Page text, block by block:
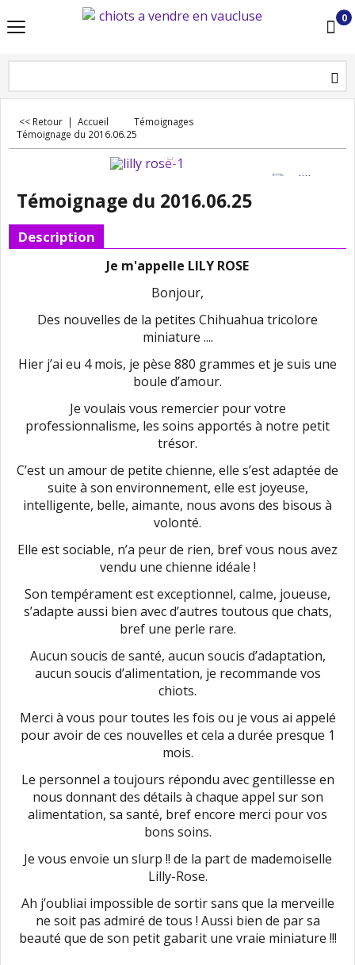
0
<< Retour | Accueil
Témoignages
Témoignage du 2016.06.25
Témoignage du 2016.06.25
Description
Je m'appelle LILY ROSE
Bonjour,
Des nouvelles de la petites Chihuahua tricolore
miniature ....
Hier j’ai eu 4 mois, je pèse 880 grammes et je suis une
boule d’amour.
Je voulais vous remercier pour votre
professionnalisme, les soins apportés à notre petit
trésor.
C’est un amour de petite chienne, elle s’est adaptée de
suite à son environnement, elle est joyeuse,
intelligente, belle, aimante, nous avons des bisous à
volonté.
Elle est sociable, n’a peur de rien, bref vous nous avez
vendu une chienne idéale !
Son tempérament est exceptionnel, calme, joueuse,
s’adapte aussi bien avec d’autres toutous que chats,
bref une perle rare.
Aucun soucis de santé, aucun soucis d’adaptation,
aucun soucis d’alimentation, je recommande vos
chiots.
Merci à vous pour toutes les fois ou je vous ai appelé
pour avoir de ces nouvelles et cela a durée presque 1
mois.
Le personnel a toujours répondu avec gentillesse en
nous donnant des détails à chaque appel sur son
alimentation, sa santé, bref encore merci pour vos
bons soins.
Je vous envoie un slurp !! de la part de mademoiselle
Lilly-Rose.
Ah j’oubliai impossible de sortir sans que la merveille
ne soit pas admiré de tous ! Aussi bien de par sa
beauté que de son petit gabarit une vraie miniature !!!